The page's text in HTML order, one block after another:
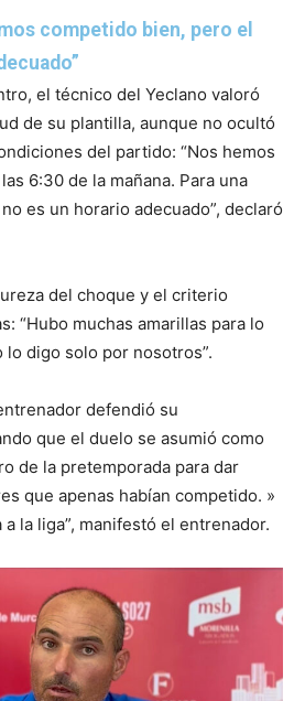
competido bien, pero el
el técnico del Yeclano valoró
de su plantilla, aunque no ocultó
del partido: “Nos hemos
6:30 de la mañana. Para una
es un horario adecuado”, declaró
del choque y el criterio
“Hubo muchas amarillas para lo
digo solo por nosotros”.
defendió su
que el duelo se asumió como
de la pretemporada para dar
que apenas habían competido. »
la liga”, manifestó el entrenador.